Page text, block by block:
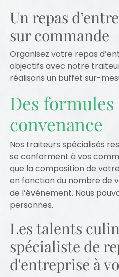
Un repas
sur commande
Organisez votre repas
objectifs avec notre
réalisons un buffet sur-
Des formules
convenance
Nos traiteurs spécialisés
se conforment à vos
que la composition de
en fonction du nombre de
de l’événement. Nous
personnes.
Les talents
spécialiste de
d'entreprise à